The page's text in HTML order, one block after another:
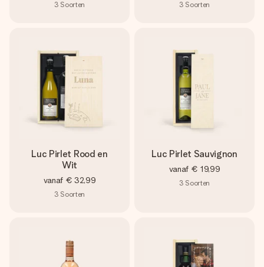
3 Soorten 3 Soorten
Luc Pirlet Rood en
Wit
vanaf € 32,99
3 Soorten
Luc Pirlet Sauvignon
vanaf € 19,99
3 Soorten